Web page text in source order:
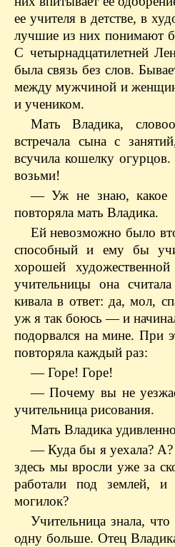
ее учителя в детстве, в
лучшие из них понимают
С четырнадцатилетней
была связь без слов.
между мужчиной и
и учеником.
Мать Владика,
встречала сына с
всучила кошелку
возьми!
— Уж не знаю, какое
повторяла мать Владика.
Ей невозможно было
способный и ему бы
хорошей
учительницы она
кивала в ответ: да, мол,
уж я так боюсь — и
подорвался на мине. При
повторяла каждый раз:
— Горе! Горе!
— Почему вы не
учительница рисования.
Мать Владика
— Куда бы я уехала? А?
здесь мы вросли уже за
работали под землей,
могилок?
Учительница знала,
одну больше. Отец